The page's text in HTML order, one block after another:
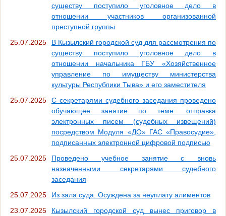
существу поступило уголовное дело в
отношении участников организованной
преступной группы
25.07.2025
В Кызылский городской суд для рассмотрения по
существу поступило уголовное дело в
отношении начальника ГБУ «Хозяйственное
управление по имуществу министерства
культуры Республики Тыва» и его заместителя
25.07.2025
С секретарями судебного заседания проведено
обучающее занятие по теме: отправка
электронных писем (судебных извещений)
посредством Модуля «ДО» ГАС «Правосудие»,
подписанных электронной цифровой подписью
25.07.2025
Проведено учебное занятие с вновь
назначенными секретарями судебного
заседания
25.07.2025
Из зала суда. Осуждена за неуплату алиментов
23.07.2025
Кызылский городской суд вынес приговор в